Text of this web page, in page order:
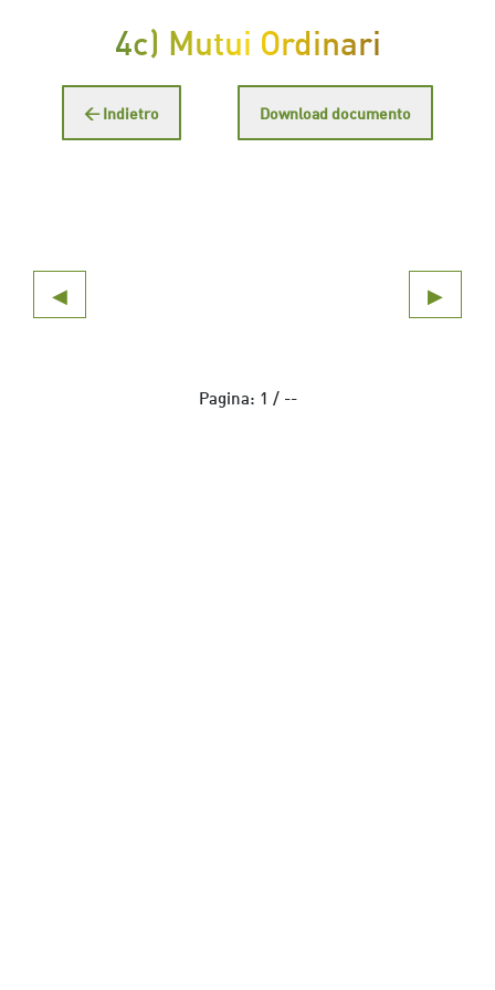
4c) Mutui Ordinari
← Indietro Download documento
◀ ▶
Pagina: 1 / --